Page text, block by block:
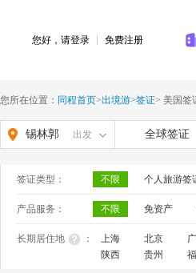
您好，请登录 免费注册
您所在位置： 同程首页>出境游>签证> 美国签
锡林郭 出发 全球签证
签证类型： 不限 个人旅游签
产品服务： 不限 免资产
长期居住地 ： 上海 北京
陕西
贵州